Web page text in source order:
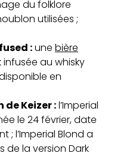
du folklore
utilisées ;
:une bière
infusée au whisky
en
de Keizer :l’Imperial
le 24 février, date
; l’Imperial Blond a
de la version Dark